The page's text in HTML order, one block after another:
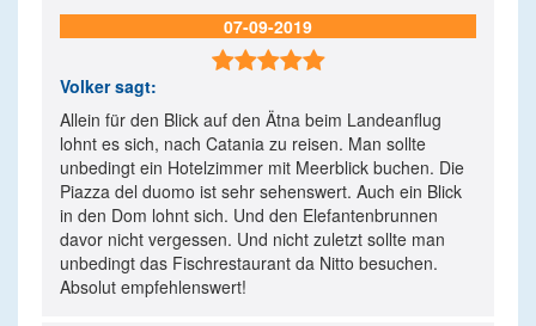
07-09-2019

Volkersagt:
Allein für den Blick auf den Ätna beim Landeanflug
lohnt es sich, nach Catania zu reisen. Man sollte
unbedingt ein Hotelzimmer mit Meerblick buchen. Die
Piazza del duomo ist sehr sehenswert. Auch ein Blick
in den Dom lohnt sich. Und den Elefantenbrunnen
davor nicht vergessen. Und nicht zuletzt sollte man
unbedingt das Fischrestaurant da Nitto besuchen.
Absolut empfehlenswert!